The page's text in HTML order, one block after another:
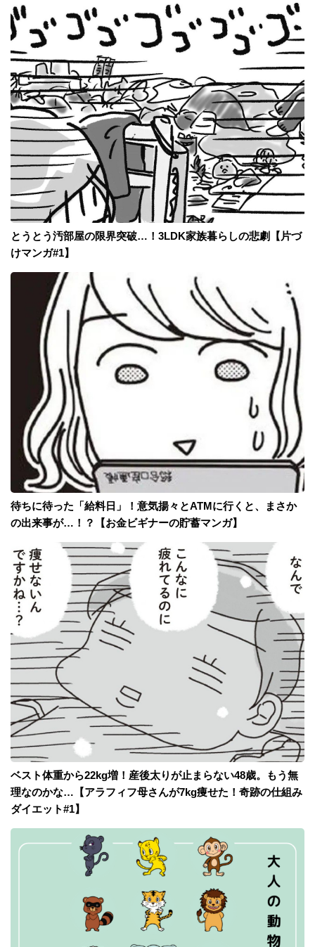
とうとう汚部屋の限界突破…！3LDK家族暮らしの悲劇【片づ
けマンガ#1】
待ちに待った「給料日」！意気揚々とATMに行くと、まさか
の出来事が…！？【お金ビギナーの貯蓄マンガ】
ベスト体重から22kg増！産後太りが止まらない48歳。もう無
理なのかな…【アラフィフ母さんが7kg痩せた！奇跡の仕組み
ダイエット#1】